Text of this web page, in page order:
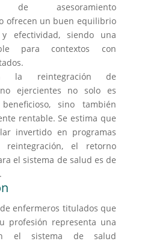
de asesoramiento
ofrecen un buen equilibrio
efectividad, siendo una
para contextos con
la reintegración de
ejercientes no solo es
sino también
rentable. Se estima que
invertido en programas
reintegración, el retorno
el sistema de salud es de
enfermeros titulados que
profesión representa una
el sistema de salud